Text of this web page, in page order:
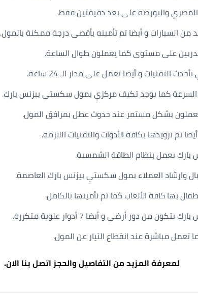
والبورصة على بعد دقيقتين فقط.
من السيارات و أيضا تم تأمينه بأقصى درجة ممكنة بالمول.
على مستوى كما يعملون طوال الساعة.
التقنيات و أيضا تعمل على مدار الـ 24 ساعة.
السرعة كما يوجد تكيف مركزي بمول سكستي بيزنس بارك.
بشكل مستمر عند حدوث عطل بمرافق المول.
تم تزويدها بكافة الأدوات والتقنيات اللازمة.
يعمل بنظام الطاقة الشمسية.
وارشاد العملاء بمول سكستي بيزنس بارك العاصمة.
بها كافة الألعاب كما تم تأمينها بالكامل.
من دور أرضي و أيضا 7 أدوار علوية متكررة.
تعمل مباشرة عند انقطاع التيار عن المول.
لمعرفة المزيد من التفاصيل والحجز اتصل بنا الان.